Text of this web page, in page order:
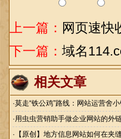
上一篇： 网页速快
下一篇： 域名
相关文章
·莫走“铁公鸡”路线：网站运营舍
·用虫虫营销助手做企业网站的外
· 【原创】地方信息网站如何在夹